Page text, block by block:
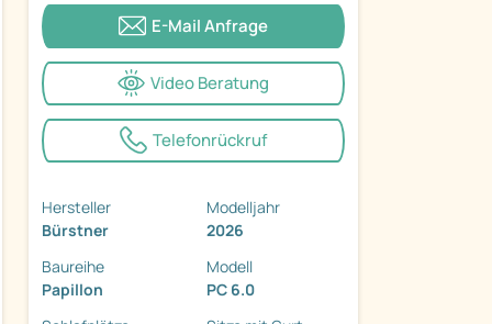
E-Mail Anfrage
Video Beratung
Telefonrückruf
Hersteller
Bürstner
Modelljahr
2026
Baureihe
Papillon
Modell
PC 6.0